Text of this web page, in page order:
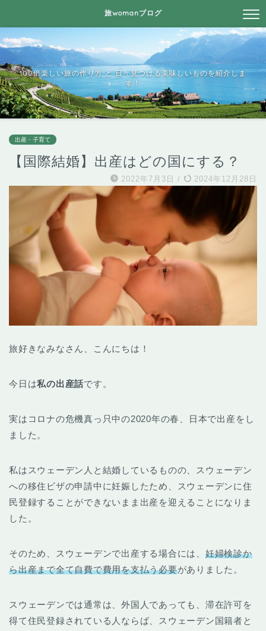
旅womanブログ
100倍楽しい旅の作り方 と 日々見つける美味しいものを紹介しま
す！
出産・子育て
【国際結婚】出産はどの国にする？
2022年7月3日 / 2024年12月28日
旅好きなみなさん、こんにちは！
今日は私の出産話です。
実はコロナの危機真っ只中の2020年の春、日本で出産をし
ました。
私はスウェーデン人と結婚しているものの、スウェーデン
への移住ビザの申請中に妊娠したため、スウェーデンに住
民登録することができないまま出産を迎えることになりま
した。
そのため、スウェーデンで出産する場合には、 妊婦検診か
ら出産まで全て自費で費用を支払う必要がありました。
スウェーデンでは通常は、外国人であっても、滞在許可を
得て住民登録されている人ならば、スウェーデン国籍者と